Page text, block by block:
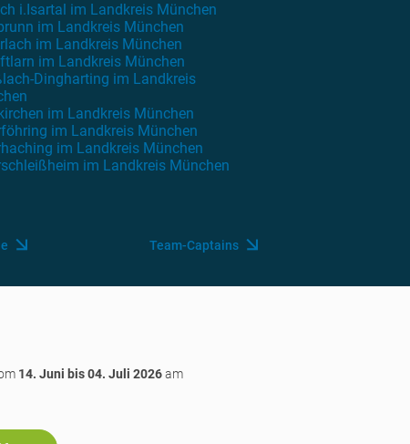
i.Isartal im Landkreis München
im Landkreis München
im Landkreis München
im Landkreis München
Dingharting im Landkreis
im Landkreis München
im Landkreis München
im Landkreis München
im Landkreis München
Team-Captains
14. Juni bis 04. Juli 2026am